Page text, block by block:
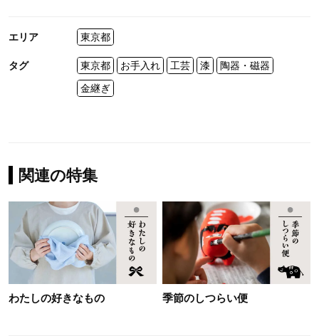
エリア 東京都
タグ 東京都 お手入れ 工芸 漆
陶器・磁器
金継ぎ
関連の特集
わたしの好きなもの 季節のしつらい便